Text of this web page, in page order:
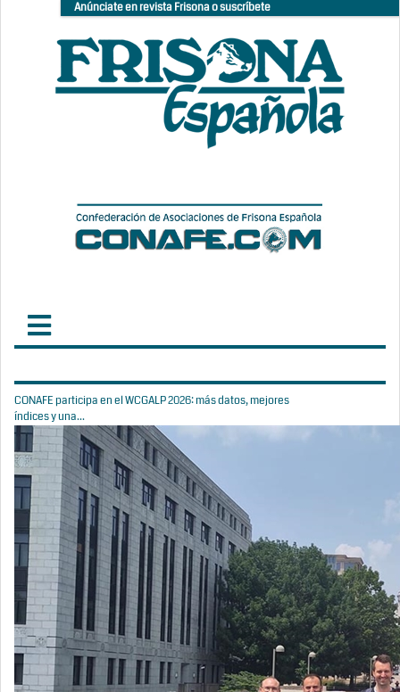
Anúnciate en revista Frisona o suscríbete
CONAFE participa en el WCGALP 2026: más datos, mejores
índices y una...